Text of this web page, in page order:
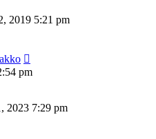
2019 5:21 pm
pm
2023 7:29 pm